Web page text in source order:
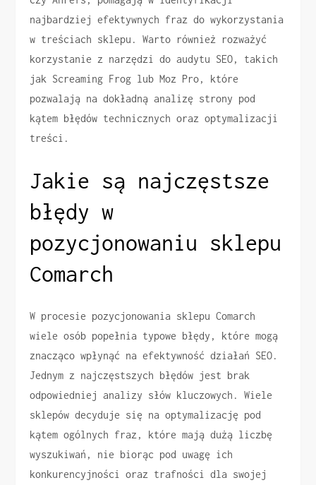
najbardziej efektywnych fraz do wykorzystania
w treściach sklepu. Warto również rozważyć
korzystanie z narzędzi do audytu SEO, takich
jak Screaming Frog lub Moz Pro, które
pozwalają na dokładną analizę strony pod
kątem błędów technicznych oraz optymalizacji
treści.
Jakie są najczęstsze
błędy w
pozycjonowaniu sklepu
Comarch
W procesie pozycjonowania sklepu Comarch
wiele osób popełnia typowe błędy, które mogą
znacząco wpłynąć na efektywność działań SEO.
Jednym z najczęstszych błędów jest brak
odpowiedniej analizy słów kluczowych. Wiele
sklepów decyduje się na optymalizację pod
kątem ogólnych fraz, które mają dużą liczbę
wyszukiwań, nie biorąc pod uwagę ich
konkurencyjności oraz trafności dla swojej